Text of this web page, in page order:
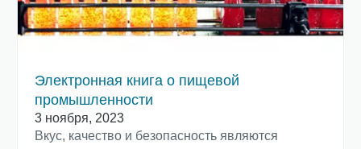
Электронная книга о пищевой
промышленности
3 ноября, 2023
Вкус, качество и безопасность являются